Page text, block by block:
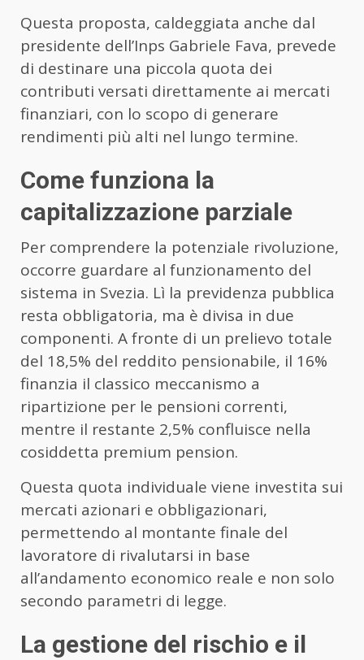
Questa proposta, caldeggiata anche dal
presidente dell’Inps Gabriele Fava, prevede
di destinare una piccola quota dei
contributi versati direttamente ai mercati
finanziari, con lo scopo di generare
rendimenti più alti nel lungo termine.
Come funziona la
capitalizzazione parziale
Per comprendere la potenziale rivoluzione,
occorre guardare al funzionamento del
sistema in Svezia. Lì la previdenza pubblica
resta obbligatoria, ma è divisa in due
componenti. A fronte di un prelievo totale
del 18,5% del reddito pensionabile, il 16%
finanzia il classico meccanismo a
ripartizione per le pensioni correnti,
mentre il restante 2,5% confluisce nella
cosiddetta premium pension.
Questa quota individuale viene investita sui
mercati azionari e obbligazionari,
permettendo al montante finale del
lavoratore di rivalutarsi in base
all’andamento economico reale e non solo
secondo parametri di legge.
La gestione del rischio e il